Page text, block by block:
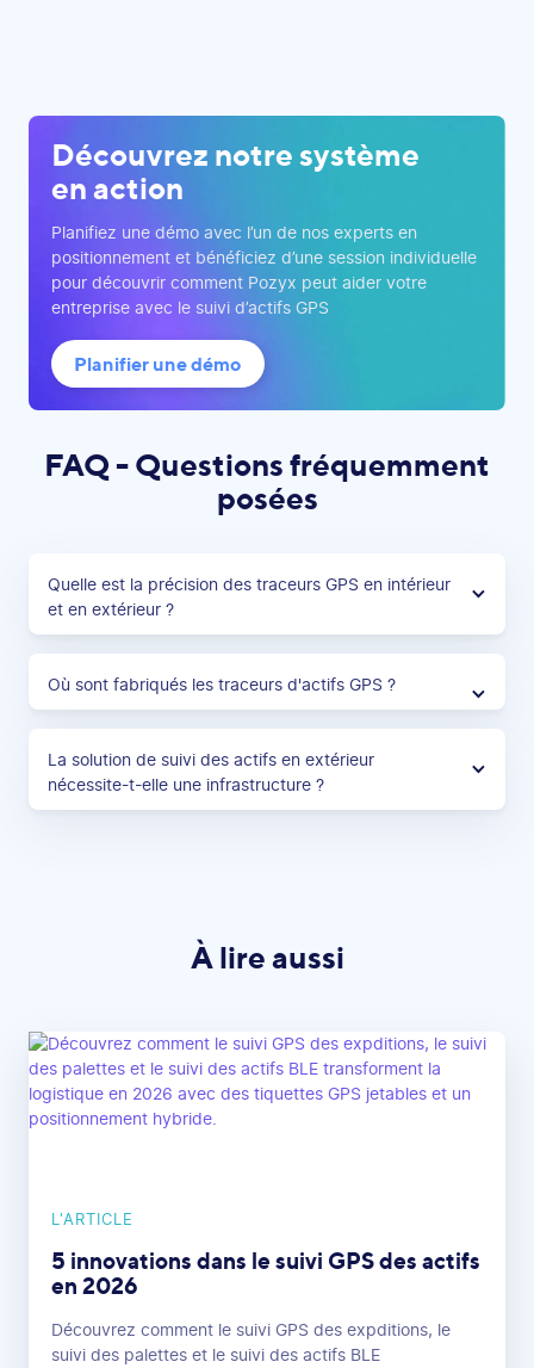
Découvrez notre système
en action
Planifiez une démo avec l’un de nos experts en
positionnement et bénéficiez d’une session individuelle
pour découvrir comment Pozyx peut aider votre
entreprise avec le suivi d’actifs GPS
Planifier une démo
FAQ - Questions fréquemment
posées
Quelle est la précision des traceurs GPS en intérieur
et en extérieur ?
Où sont fabriqués les traceurs d'actifs GPS ?
La solution de suivi des actifs en extérieur
nécessite-t-elle une infrastructure ?
À lire aussi
L'ARTICLE
5 innovations dans le suivi GPS des actifs
en 2026
Découvrez comment le suivi GPS des expditions, le
suivi des palettes et le suivi des actifs BLE